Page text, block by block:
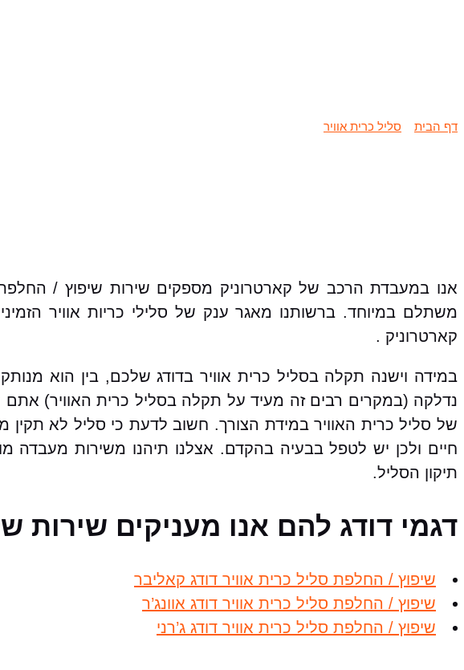
דף הבית סליל כרית אוויר
אנו במעבדת הרכב של קארטרוניק מספקים שירות שיפוץ /
משתלם במיוחד. ברשותנו מאגר ענק של סלילי כריות אוויר
קארטרוניק .
במידה וישנה תקלה בסליל כרית אוויר בדודג שלכם, בין הוא
נדלקה (במקרים רבים זה מעיד על תקלה בסליל כרית האוויר) אתם
של סליל כרית האוויר במידת הצורך. חשוב לדעת כי סליל לא
חיים ולכן יש לטפל בבעיה בהקדם. אצלנו תיהנו משירות מעבדה
תיקון הסליל.
דגמי דודג להם אנו מעניקים שירות
שיפוץ / החלפת סליל כרית אוויר דודג קאליבר
שיפוץ / החלפת סליל כרית אוויר דודג אוונג’ר
שיפוץ / החלפת סליל כרית אוויר דודג ג’רני